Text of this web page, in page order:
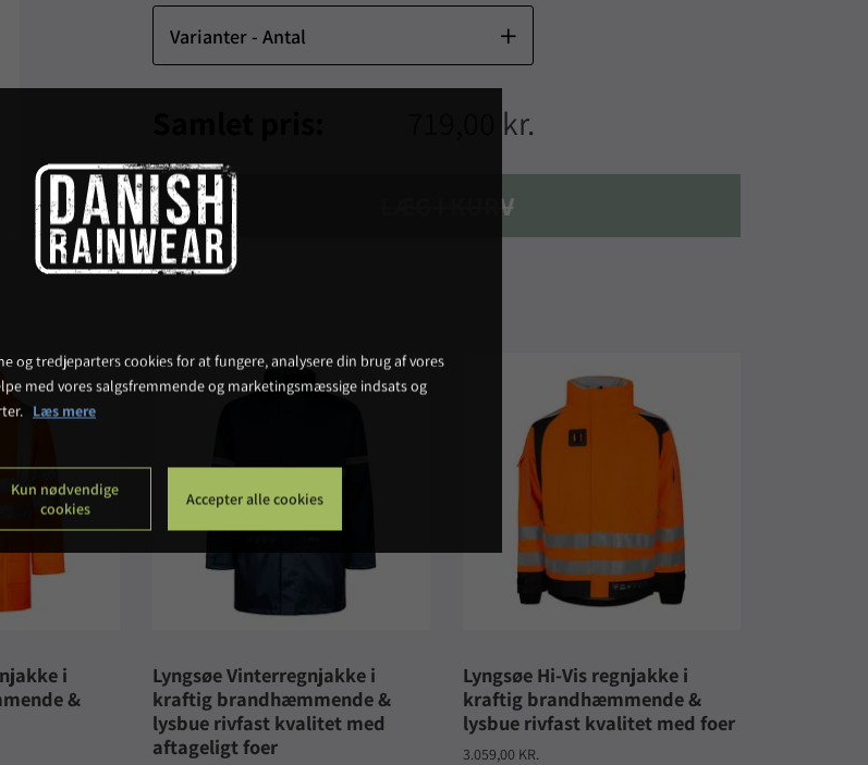
Varianter - Antal
719,00 kr.
LÆG I KURV
i
&
Lyngsøe Vinterregnjakke i
kraftig brandhæmmende &
lysbue rivfast kvalitet med
aftageligt foer
Lyngsøe Hi-Vis regnjakke i
kraftig brandhæmmende &
lysbue rivfast kvalitet med foer
3.059,00 KR.
og tredjeparters cookies for at fungere, analysere din brug af vores
med vores salgsfremmende og marketingsmæssige indsats og
Læs mere
Kun nødvendige
cookies
Accepter alle cookies